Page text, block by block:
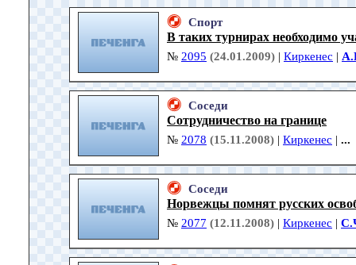
Спорт
В таких турнирах необходимо
№ 2095 (24.01.2009) | Киркенес |
Соседи
Сотрудничество на границе
№ 2078 (15.11.2008) | Киркенес | ...
Соседи
Норвежцы помнят русских
№ 2077 (12.11.2008) | Киркенес |